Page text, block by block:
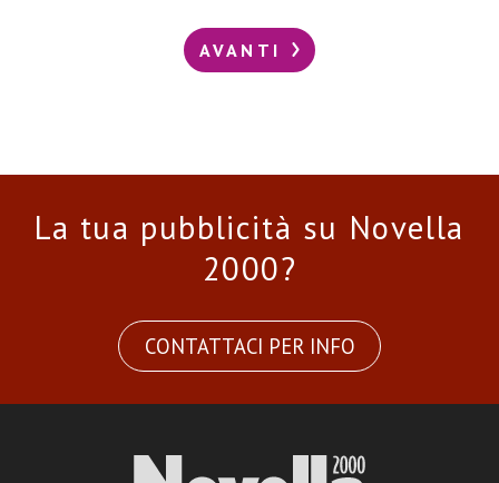
AVANTI
La tua pubblicità su Novella
2000?
CONTATTACI PER INFO